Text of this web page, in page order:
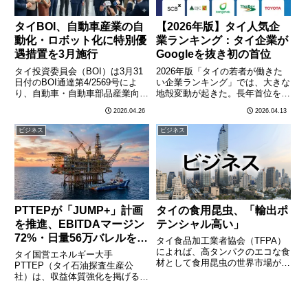
タイBOI、自動車産業の自
動化・ロボット化に特別優
遇措置を3月施行
タイ投資委員会（BOI）は3月31
日付のBOI通達第4/2569号によ
り、自動車・自動車部品産業向け
技術の導入を促進する特別投資優
遇措置を施行した。この措置は、
タイの製造業の生産効率と国際競
争力を高めることを目………
2026.04.26
【2026年版】タイ人気企
業ランキング：タイ企業が
Googleを抜き初の首位
2026年版「タイの若者が働きた
い企業ランキング」では、大きな
地殻変動が起きた。長年首位を独
地元大手のサイヤム・セメント
（SCG）が悲願の1位を獲得し
た。今回の調査は、バンコク首都
圏在住の大卒社会人1万
2,16………
2026.04.13
ビジネス
PTTEPが「JUMP+」計画
を推進、EBITDAマージン
72%・日量56万バレルを目
指す
タイ国営エネルギー大手
PTTEP（タイ石油探査生産公
社）は、収益体質強化を掲げる中
ビジネス
タイの食用昆虫、「輸出ポ
テンシャル高い」
タイ食品加工業者協会（TFPA）
によれば、高タンパクのエコな食
材として食用昆虫の世界市場が急